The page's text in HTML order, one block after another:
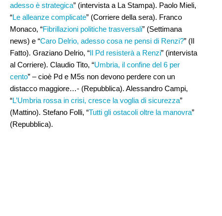
adesso è strategica” (intervista a La Stampa). Paolo Mieli,
“Le alleanze complicate” (Corriere della sera). Franco
Monaco, “Fibrillazioni politiche trasversali” (Settimana
news) e “Caro Delrio, adesso cosa ne pensi di Renzi?” (Il
Fatto). Graziano Delrio, “Il Pd resisterà a Renzi” (intervista
al Corriere). Claudio Tito, “Umbria, il confine del 6 per
cento” – cioè Pd e M5s non devono perdere con un
distacco maggiore…- (Repubblica). Alessandro Campi,
“L’Umbria rossa in crisi, cresce la voglia di sicurezza”
(Mattino). Stefano Folli, “Tutti gli ostacoli oltre la manovra”
(Repubblica).